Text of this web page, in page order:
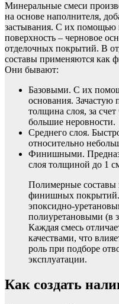
Минеральные смеси
на основе наполнителя,
застывания. С их помощью
поверхность – черновое
отделочных покрытий. В
составы применяются как
Они бывают:
Базовыми. С их
основания. Зачастую
толщина слоя, за
большие неровности.
Среднего слоя.
относительно
Финишными.
слоя толщиной до 1
Полимерные составы
финишных
эпоксидно-
полиуретановыми (в
Каждая смесь
качествами, что
роль при подборе
эксплуатации.
Как создать